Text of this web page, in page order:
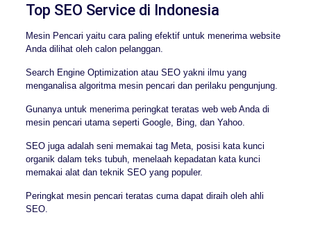
Top SEO Service di Indonesia
Mesin Pencari yaitu cara paling efektif untuk menerima website
Anda dilihat oleh calon pelanggan.
Search Engine Optimization atau SEO yakni ilmu yang
menganalisa algoritma mesin pencari dan perilaku pengunjung.
Gunanya untuk menerima peringkat teratas web web Anda di
mesin pencari utama seperti Google, Bing, dan Yahoo.
SEO juga adalah seni memakai tag Meta, posisi kata kunci
organik dalam teks tubuh, menelaah kepadatan kata kunci
memakai alat dan teknik SEO yang populer.
Peringkat mesin pencari teratas cuma dapat diraih oleh ahli
SEO.